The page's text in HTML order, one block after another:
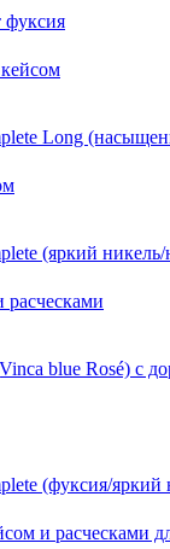
фуксия
Long
(яркий
blue Rosé) с
(фуксия/яркий